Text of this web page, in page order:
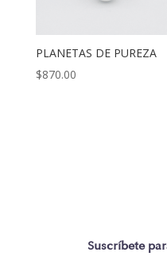
PLANETAS DE PUREZA
$870.00
Suscríbete